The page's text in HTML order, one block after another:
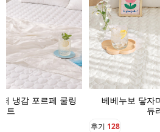
시원한 하이퍼닉
냉감
베베누보 닿자
듀
후기 136